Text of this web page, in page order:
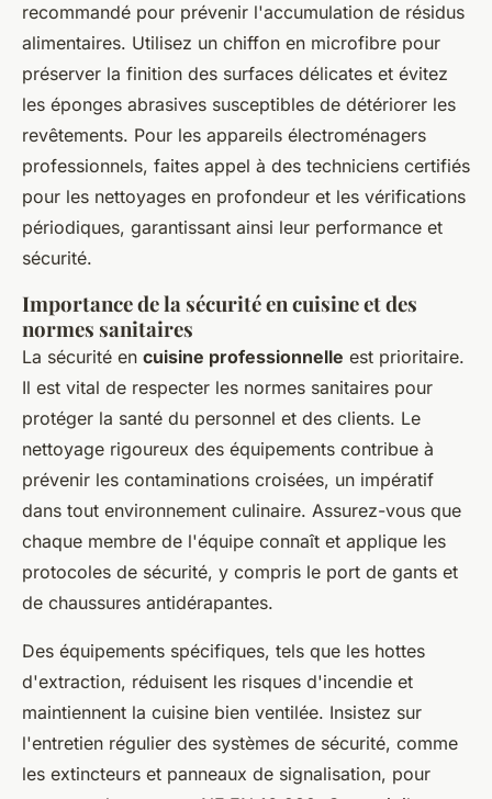
recommandé pour prévenir l'accumulation de résidus
alimentaires. Utilisez un chiffon en microfibre pour
préserver la finition des surfaces délicates et évitez
les éponges abrasives susceptibles de détériorer les
revêtements. Pour les appareils électroménagers
professionnels, faites appel à des techniciens certifiés
pour les nettoyages en profondeur et les vérifications
périodiques, garantissant ainsi leur performance et
sécurité.
Importance de la sécurité en cuisine et des
normes sanitaires
La sécurité en cuisine professionnelle est prioritaire.
Il est vital de respecter les normes sanitaires pour
protéger la santé du personnel et des clients. Le
nettoyage rigoureux des équipements contribue à
prévenir les contaminations croisées, un impératif
dans tout environnement culinaire. Assurez-vous que
chaque membre de l'équipe connaît et applique les
protocoles de sécurité, y compris le port de gants et
de chaussures antidérapantes.
Des équipements spécifiques, tels que les hottes
d'extraction, réduisent les risques d'incendie et
maintiennent la cuisine bien ventilée. Insistez sur
l'entretien régulier des systèmes de sécurité, comme
les extincteurs et panneaux de signalisation, pour